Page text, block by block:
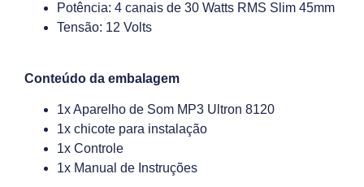
Potência: 4 canais de 30 Watts RMS Slim 45mm
Tensão: 12 Volts
Conteúdo da embalagem
1x Aparelho de Som MP3 Ultron 8120
1x chicote para instalação
1x Controle
1x Manual de Instruções